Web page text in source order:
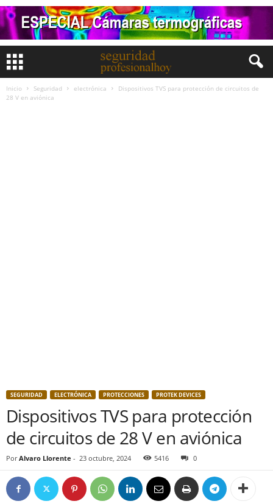
Inicio Seguridad electrónica
Dispositivos TVS para protección de circuitos de
28 V en aviónica
SEGURIDAD ELECTRÓNICA PROTECCIONES PROTEK DEVICES
Dispositivos TVS para protección
de circuitos de 28 V en aviónica
Por Alvaro Llorente - 23 octubre, 2024 5416 0